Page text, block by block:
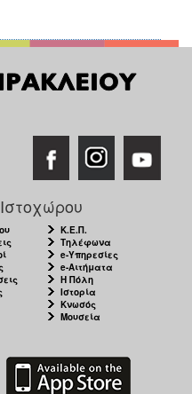
Κ.Ε.Π.
Τηλέφωνα
e-Υπηρεσίες
e-Αιτήματα
Η Πόλη
Ιστορία
Κνωσός
Μουσεία